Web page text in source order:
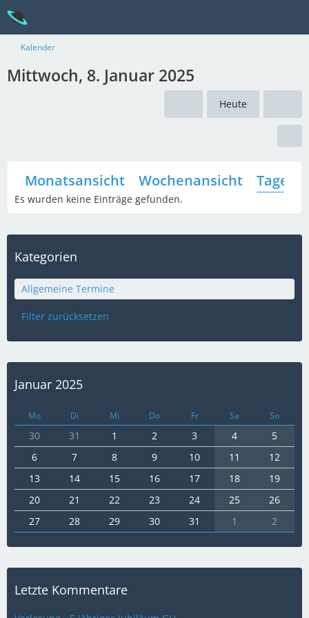
Kalender
Mittwoch, 8. Januar 2025
Heute
Monatsansicht Wochenansicht
Es wurden keine Einträge gefunden.
Kategorien
Allgemeine Termine
Filter zurücksetzen
Januar 2025
Mo Di Mi Do Fr Sa So
30 31 1 2 3 4
5
6
7 8 9 10 11
12
13
14 15 16 17 18
19
20
21 22 23 24 25
26
27
28 29 30 31 1 2
Letzte Kommentare